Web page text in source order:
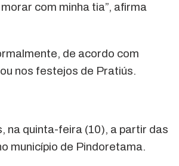
com minha tia”, afirma
de acordo com
nos festejos de Pratiús.
na quinta-feira (10), a partir das
município de Pindoretama.